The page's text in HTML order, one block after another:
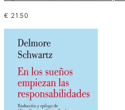
€ 21.50